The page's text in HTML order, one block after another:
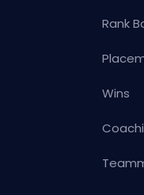
Rank
Wins